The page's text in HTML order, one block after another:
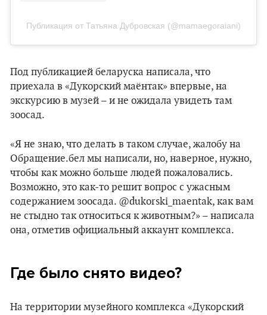
Публикация от Татьяна Дубровская (@mamaegoraiani)
Под публикацией беларуска написала, что
приехала в «Дукорский маёнтак» впервые, на
экскурсию в музей – и не ожидала увидеть там
зоосад.
«Я не знаю, что делать в таком случае, жалобу на
Обращение.бел мы написали, но, наверное, нужно,
чтобы как можно больше людей пожаловались.
Возможно, это как-то решит вопрос с ужасным
содержанием зоосада. @dukorski_maentak, как вам
не стыдно так относиться к животным?» – написала
она, отметив официальный аккаунт комплекса.
Где было снято видео?
На территории музейного комплекса «Дукорский